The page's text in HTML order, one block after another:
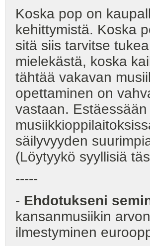
Koska pop on
kehittymistä. Koska
sitä siis tarvitse
mielekästä, koska
tähtää vakavan
opettaminen on
vastaan.
säilyvyyden
(Löytyykö syyllisiä
-----
- Ehdotukseni
kansanmusiikin
ilmestyminen